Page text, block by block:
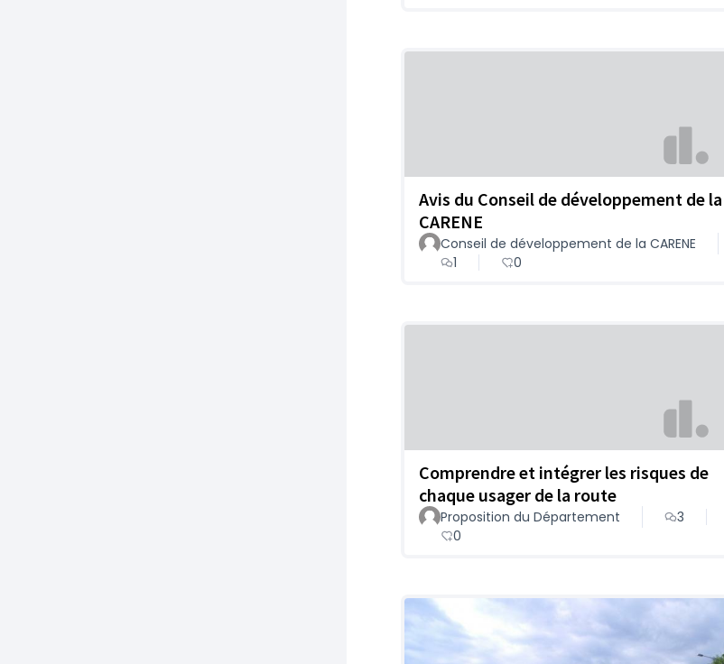
Avis du Conseil de développement de la
CARENE
Conseil de développement de la CARENE
1
0
Comprendre et intégrer les risques de
chaque usager de la route
Proposition du Département
3
0